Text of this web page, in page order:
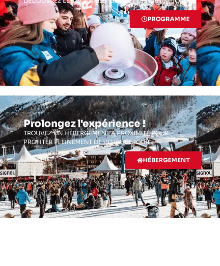
PROGRAMME
Prolongez l'expérience !
TROUVEZ UN HÉBERGEMENT À PROXIMITÉ POUR
PROFITER PLEINEMENT DE VOTRE SÉJOUR
HÉBERGEMENT